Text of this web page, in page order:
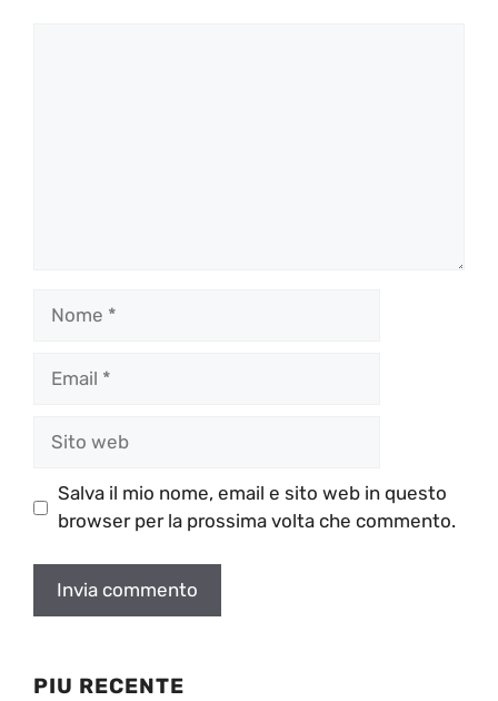
Salva il mio nome, email e sito web in questo
browser per la prossima volta che commento.
PIU RECENTE